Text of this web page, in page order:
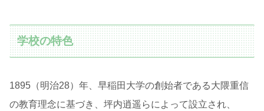
学校の特色
1895（明治28）年、早稲田大学の創始者である大隈重信
の教育理念に基づき、坪内逍遥らによって設立され、